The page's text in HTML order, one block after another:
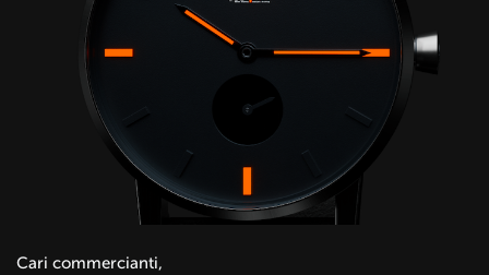
Cari commercianti,